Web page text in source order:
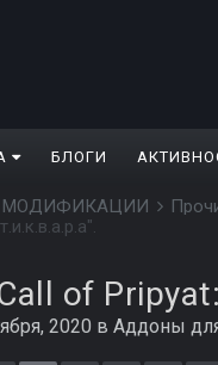
БЛОГИ
МОДИФИКАЦИИ
of
2020 в Аддоны